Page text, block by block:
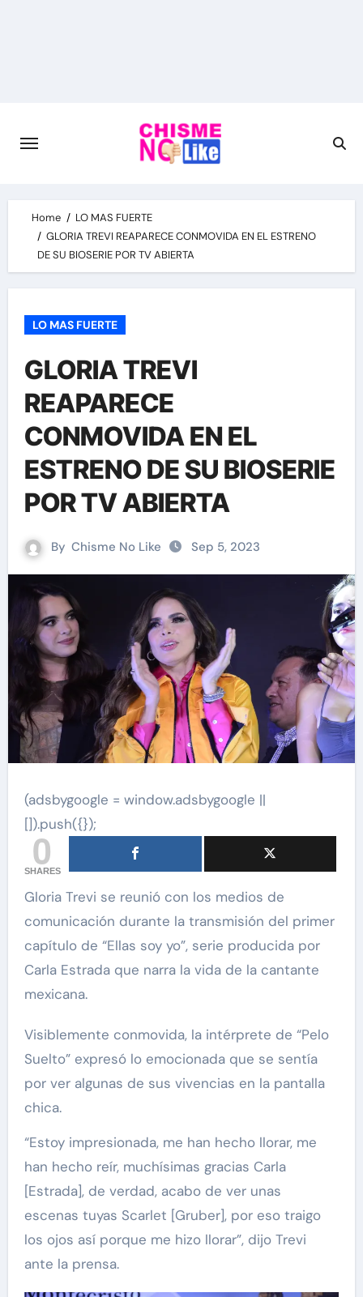
Home
LO MAS FUERTE
GLORIA TREVI REAPARECE CONMOVIDA EN EL ESTRENO
DE SU BIOSERIE POR TV ABIERTA
LO MAS FUERTE
GLORIA TREVI
REAPARECE
CONMOVIDA EN EL
ESTRENO DE SU BIOSERIE
POR TV ABIERTA
By Chisme No Like Sep 5, 2023
(adsbygoogle = window.adsbygoogle ||
[]).push({});
0
SHARES
Gloria Trevi se reunió con los medios de
comunicación durante la transmisión del primer
capítulo de “Ellas soy yo”, serie producida por
Carla Estrada que narra la vida de la cantante
mexicana.
Visiblemente conmovida, la intérprete de “Pelo
Suelto” expresó lo emocionada que se sentía
por ver algunas de sus vivencias en la pantalla
chica.
“Estoy impresionada, me han hecho llorar, me
han hecho reír, muchísimas gracias Carla
[Estrada], de verdad, acabo de ver unas
escenas tuyas Scarlet [Gruber], por eso traigo
los ojos así porque me hizo llorar”, dijo Trevi
ante la prensa.